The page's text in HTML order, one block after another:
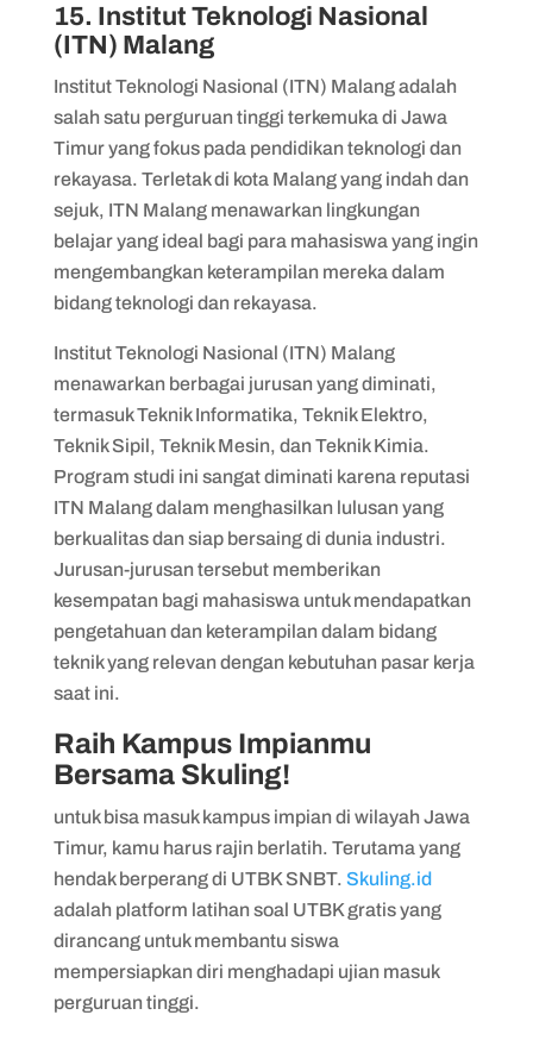
15. Institut Teknologi Nasional
(ITN) Malang
Institut Teknologi Nasional (ITN) Malang adalah
salah satu perguruan tinggi terkemuka di Jawa
Timur yang fokus pada pendidikan teknologi dan
rekayasa. Terletak di kota Malang yang indah dan
sejuk, ITN Malang menawarkan lingkungan
belajar yang ideal bagi para mahasiswa yang ingin
mengembangkan keterampilan mereka dalam
bidang teknologi dan rekayasa.
Institut Teknologi Nasional (ITN) Malang
menawarkan berbagai jurusan yang diminati,
termasuk Teknik Informatika, Teknik Elektro,
Teknik Sipil, Teknik Mesin, dan Teknik Kimia.
Program studi ini sangat diminati karena reputasi
ITN Malang dalam menghasilkan lulusan yang
berkualitas dan siap bersaing di dunia industri.
Jurusan-jurusan tersebut memberikan
kesempatan bagi mahasiswa untuk mendapatkan
pengetahuan dan keterampilan dalam bidang
teknik yang relevan dengan kebutuhan pasar kerja
saat ini.
Raih Kampus Impianmu
Bersama Skuling!
untuk bisa masuk kampus impian di wilayah Jawa
Timur, kamu harus rajin berlatih. Terutama yang
hendak berperang di UTBK SNBT. Skuling.id
adalah platform latihan soal UTBK gratis yang
dirancang untuk membantu siswa
mempersiapkan diri menghadapi ujian masuk
perguruan tinggi.